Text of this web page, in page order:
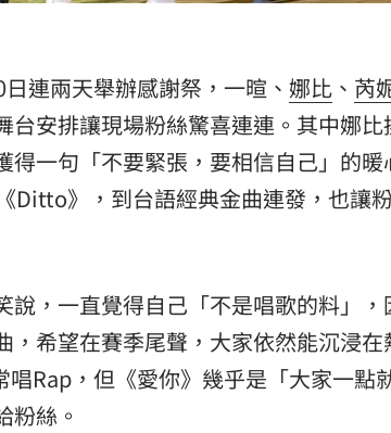
連兩天舉辦感謝祭，一暄、 娜比 、 芮
安排讓現場粉絲驚喜連連。其中娜
一句「不要緊張，要相信自己」的暖
Ditto》，到台語經典金曲連發，也讓
，一直覺得自己「不是唱歌的料」
希望在賽季尾聲，大家依然能沉浸在
Rap，但《愛你》幾乎是「大家一點
粉絲。